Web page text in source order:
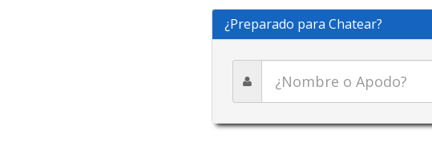
¿Preparado para Chatear?